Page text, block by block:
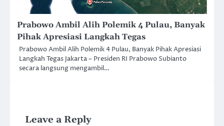
Prabowo Ambil Alih Polemik 4 Pulau, Banyak
Pihak Apresiasi Langkah Tegas
Prabowo Ambil Alih Polemik 4 Pulau, Banyak Pihak Apresiasi
Langkah Tegas Jakarta – Presiden RI Prabowo Subianto
secara langsung mengambil…
Leave a Reply